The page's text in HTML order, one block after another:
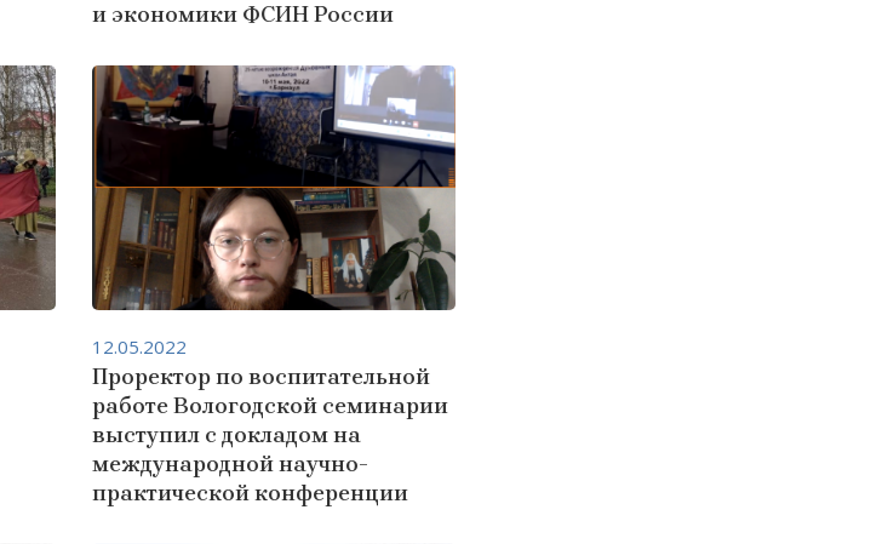
и экономики ФСИН России
Проректор по воспитательной
работе Вологодской семинарии
выступил с докладом на
международной научно-
практической конференции
12.05.2022